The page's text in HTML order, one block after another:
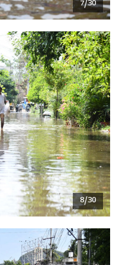
7/30
8/30